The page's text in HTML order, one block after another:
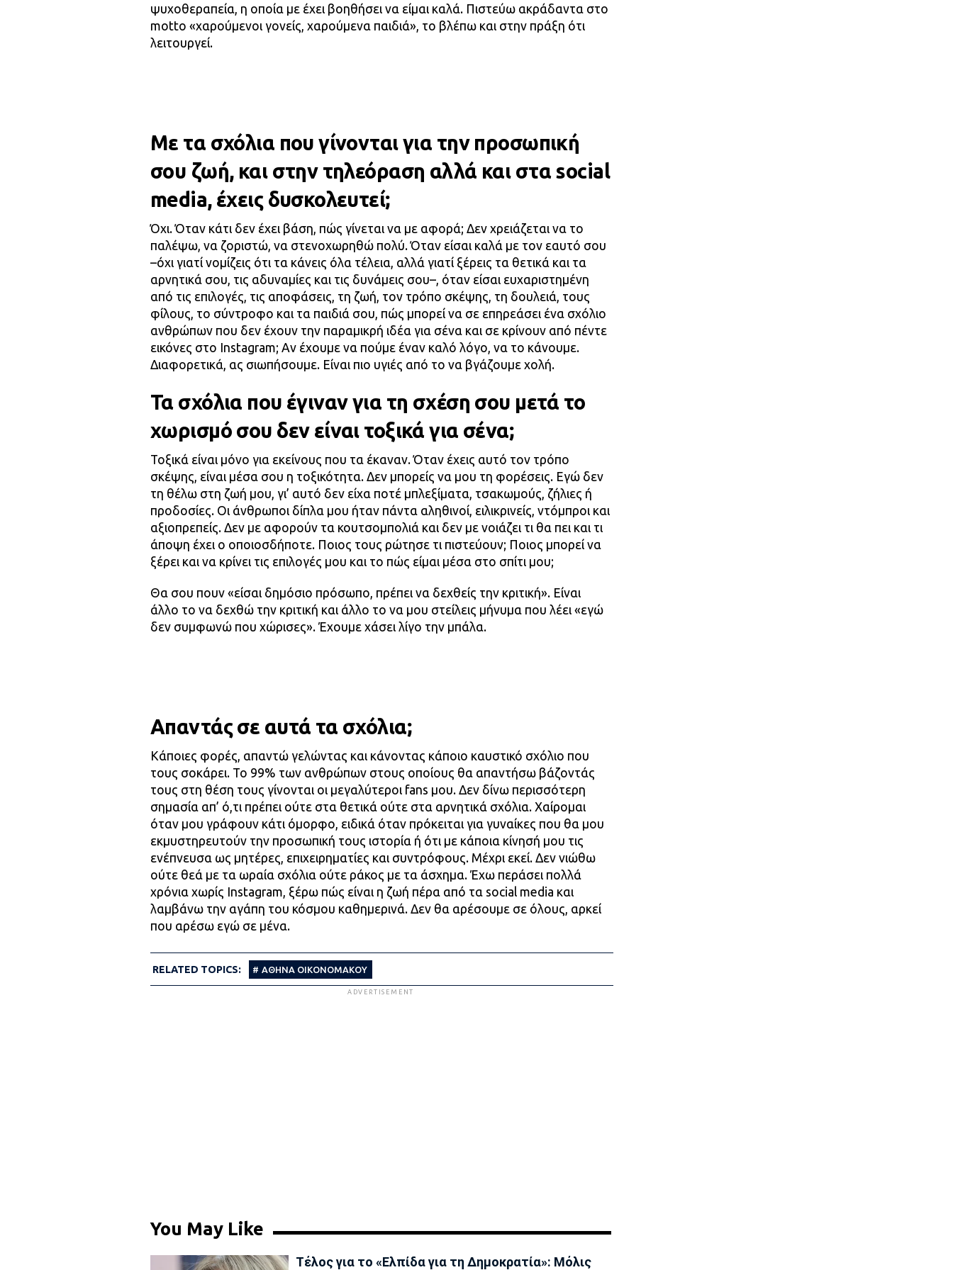
ψυχοθεραπεία, η οποία με έχει βοηθήσει να είμαι καλά. Πιστεύω ακράδαντα στο
motto «χαρούμενοι γονείς, χαρούμενα παιδιά», το βλέπω και στην πράξη ότι
λειτουργεί.
Με τα σχόλια που γίνονται για την προσωπική
σου ζωή, και στην τηλεόραση αλλά και στα social
media, έχεις δυσκολευτεί;
Όχι. Όταν κάτι δεν έχει βάση, πώς γίνεται να με αφορά; Δεν χρειάζεται να το
παλέψω, να ζοριστώ, να στενοχωρηθώ πολύ. Όταν είσαι καλά με τον εαυτό σου
–όχι γιατί νομίζεις ότι τα κάνεις όλα τέλεια, αλλά γιατί ξέρεις τα θετικά και τα
αρνητικά σου, τις αδυναμίες και τις δυνάμεις σου–, όταν είσαι ευχαριστημένη
από τις επιλογές, τις αποφάσεις, τη ζωή, τον τρόπο σκέψης, τη δουλειά, τους
φίλους, το σύντροφο και τα παιδιά σου, πώς μπορεί να σε επηρεάσει ένα σχόλιο
ανθρώπων που δεν έχουν την παραμικρή ιδέα για σένα και σε κρίνουν από πέντε
εικόνες στο Instagram; Αν έχουμε να πούμε έναν καλό λόγο, να το κάνουμε.
Διαφορετικά, ας σιωπήσουμε. Είναι πιο υγιές από το να βγάζουμε χολή.
Τα σχόλια που έγιναν για τη σχέση σου μετά το
χωρισμό σου δεν είναι τοξικά για σένα;
Τοξικά είναι μόνο για εκείνους που τα έκαναν. Όταν έχεις αυτό τον τρόπο
σκέψης, είναι μέσα σου η τοξικότητα. Δεν μπορείς να μου τη φορέσεις. Εγώ δεν
τη θέλω στη ζωή μου, γι’ αυτό δεν είχα ποτέ μπλεξίματα, τσακωμούς, ζήλιες ή
προδοσίες. Οι άνθρωποι δίπλα μου ήταν πάντα αληθινοί, ειλικρινείς, ντόμπροι και
αξιοπρεπείς. Δεν με αφορούν τα κουτσομπολιά και δεν με νοιάζει τι θα πει και τι
άποψη έχει ο οποιοσδήποτε. Ποιος τους ρώτησε τι πιστεύουν; Ποιος μπορεί να
ξέρει και να κρίνει τις επιλογές μου και το πώς είμαι μέσα στο σπίτι μου;
Θα σου πουν «είσαι δημόσιο πρόσωπο, πρέπει να δεχθείς την κριτική». Είναι
άλλο το να δεχθώ την κριτική και άλλο το να μου στείλεις μήνυμα που λέει «εγώ
δεν συμφωνώ που χώρισες». Έχουμε χάσει λίγο την μπάλα.
Απαντάς σε αυτά τα σχόλια;
Κάποιες φορές, απαντώ γελώντας και κάνοντας κάποιο καυστικό σχόλιο που
τους σοκάρει. Το 99% των ανθρώπων στους οποίους θα απαντήσω βάζοντάς
τους στη θέση τους γίνονται οι μεγαλύτεροι fans μου. Δεν δίνω περισσότερη
σημασία απ’ ό,τι πρέπει ούτε στα θετικά ούτε στα αρνητικά σχόλια. Χαίρομαι
όταν μου γράφουν κάτι όμορφο, ειδικά όταν πρόκειται για γυναίκες που θα μου
εκμυστηρευτούν την προσωπική τους ιστορία ή ότι με κάποια κίνησή μου τις
ενέπνευσα ως μητέρες, επιχειρηματίες και συντρόφους. Μέχρι εκεί. Δεν νιώθω
ούτε θεά με τα ωραία σχόλια ούτε ράκος με τα άσχημα. Έχω περάσει πολλά
χρόνια χωρίς Instagram, ξέρω πώς είναι η ζωή πέρα από τα social media και
λαμβάνω την αγάπη του κόσμου καθημερινά. Δεν θα αρέσουμε σε όλους, αρκεί
που αρέσω εγώ σε μένα.
RELATED TOPICS: ΑΘΗΝΑ ΟΙΚΟΝΟΜΑΚΟΥ
ADVERTISEMENT
You May Like
Τέλος για το «Ελπίδα για τη Δημοκρατία»: Μόλις